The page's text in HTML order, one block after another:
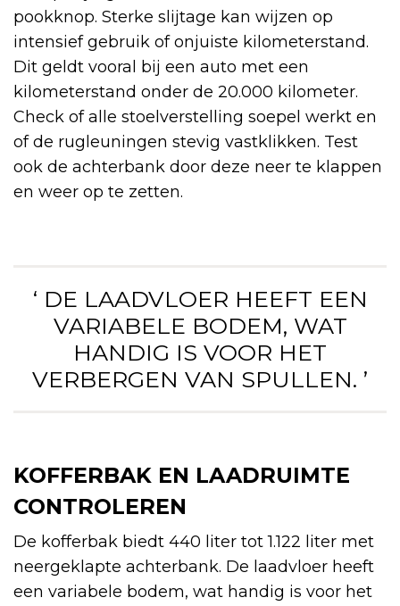
pookknop. Sterke slijtage kan wijzen op
intensief gebruik of onjuiste kilometerstand.
Dit geldt vooral bij een auto met een
kilometerstand onder de 20.000 kilometer.
Check of alle stoelverstelling soepel werkt en
of de rugleuningen stevig vastklikken. Test
ook de achterbank door deze neer te klappen
en weer op te zetten.
‘ DE LAADVLOER HEEFT EEN
VARIABELE BODEM, WAT
HANDIG IS VOOR HET
VERBERGEN VAN SPULLEN. ’
KOFFERBAK EN LAADRUIMTE
CONTROLEREN
De kofferbak biedt 440 liter tot 1.122 liter met
neergeklapte achterbank. De laadvloer heeft
een variabele bodem, wat handig is voor het